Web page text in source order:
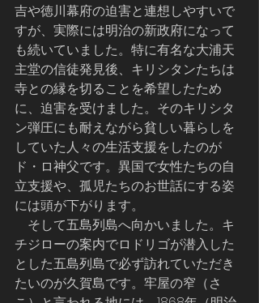
吉や徳川幕府の迫害と連想しやすいで
すが、実際には明治の新政府になって
も続いていました。特に有名な大浦天
主堂の信徒発見後、キリシタンたちは
寺との縁を切ることを希望したため
に、迫害を受けました。そのキリシタ
ン弾圧にも耐えながら貧しい暮らしを
していた人々の生活支援をしたのが
ド・ロ神父です。異国で女性たちの自
立支援や、孤児たちのお世話にする姿
には頭が下がります。
チジローの案内でロドリゴが潜入した
とした五島列島で必ず訪れていただき
たいのが久賀島です。牢屋の窄（さ